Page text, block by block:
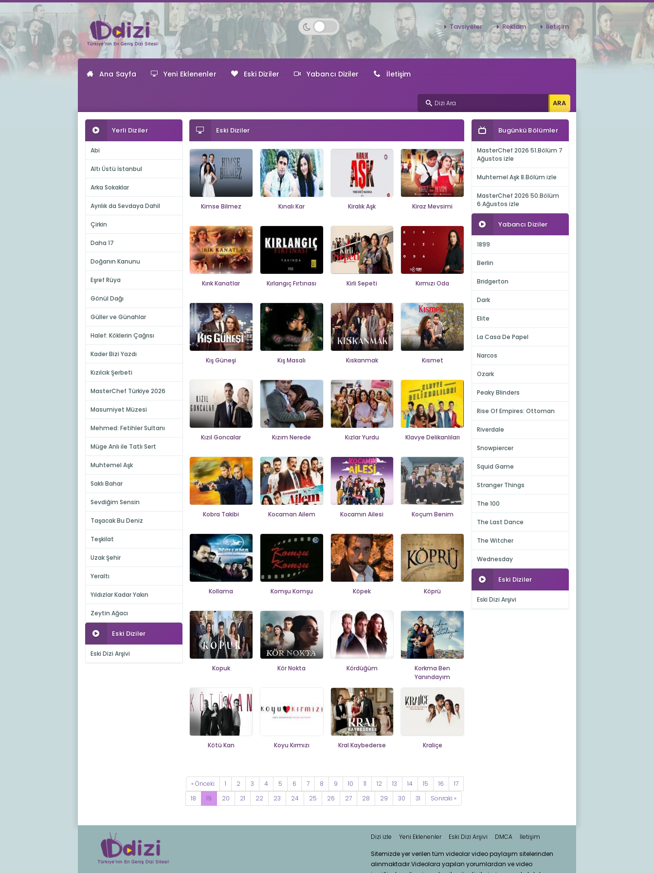
Tavsiyeler Reklam İletişim
Ana Sayfa Yeni Eklenenler Eski Diziler Yabancı Diziler İletişim
Yerli Diziler
Abi
Altı Üstü İstanbul
Arka Sokaklar
Ayrılık da Sevdaya Dahil
Çirkin
Daha 17
Doğanın Kanunu
Eşref Rüya
Gönül Dağı
Güller ve Günahlar
Halef: Köklerin Çağrısı
Kader Bizi Yazdı
Kızılcık Şerbeti
MasterChef Türkiye 2026
Masumiyet Müzesi
Mehmed: Fetihler Sultanı
Müge Anlı ile Tatlı Sert
Muhtemel Aşk
Saklı Bahar
Sevdiğim Sensin
Taşacak Bu Deniz
Teşkilat
Uzak Şehir
Yeraltı
Yıldızlar Kadar Yakın
Zeytin Ağacı
Eski Diziler
Eski Dizi Arşivi
Eski Diziler
Kimse Bilmez Kınalı Kar Kiralık Aşk Kiraz Mevsimi
Kırık Kanatlar Kırlangıç Fırtınası Kirli Sepeti Kırmızı Oda
Kış Güneşi Kış Masalı Kıskanmak Kısmet
Kızıl Goncalar Kızım Nerede Kızlar Yurdu Klavye Delikanlıları
Kobra Takibi Kocaman Ailem Kocamın Ailesi Koçum Benim
Kollama Komşu Komşu Köpek Köprü
Kopuk Kör Nokta Kördüğüm
Korkma Ben
Yanındayım
Kötü Kan Koyu Kırmızı Kral Kaybederse Kraliçe
« Önceki 1 2 3 4 5 6 7 8 9 10 11 12 13 14 15 16
17
18
19 20 21 22 23 24 25 26 27 28 29 30 31 Sonraki »
Bugünkü Bölümler
MasterChef 2026 51.Bölüm 7
Ağustos izle
Muhtemel Aşk 8.Bölüm izle
MasterChef 2026 50.Bölüm
6 Ağustos izle
Yabancı Diziler
1899
Berlin
Bridgerton
Dark
Elite
La Casa De Papel
Narcos
Ozark
Peaky Blinders
Rise Of Empires: Ottoman
Riverdale
Snowpiercer
Squid Game
Stranger Things
The 100
The Last Dance
The Witcher
Wednesday
Eski Diziler
Eski Dizi Arşivi
Dizi izle Yeni Eklenenler Eski Dizi Arşivi DMCA İletişim
Sitemizde yer verilen tüm videolar video paylaşım sitelerinden
alınmaktadır.Videolara yapılan yorumlardan ve video